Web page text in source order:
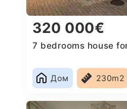
320 000€
7 bedrooms house
Дом 230m2